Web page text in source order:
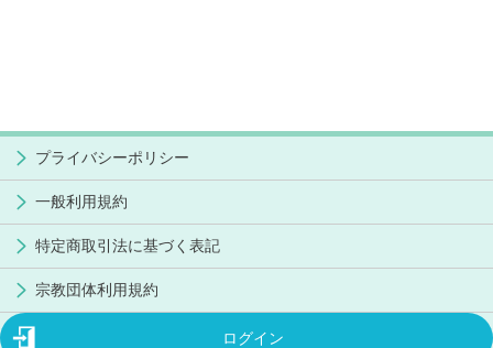
プライバシーポリシー
一般利用規約
特定商取引法に基づく表記
宗教団体利用規約
ログイン